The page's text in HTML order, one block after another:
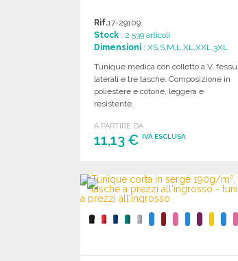
Rif.17-29109
Stock : 2 539 articoli
Dimensioni : XS,S,M,L,XL,XXL,3XL
Tunique medica con colletto a V,
laterali e tre tasche. Composizione in
poliestere e cotone, leggera e
resistente.
A PARTIRE DA
11,13 € IVA ESCLUSA
Richiedi un preventivo